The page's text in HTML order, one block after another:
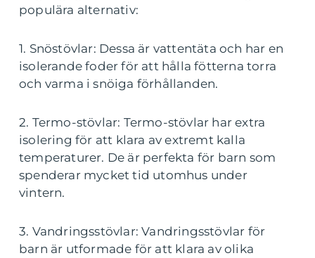
populära alternativ:
1. Snöstövlar: Dessa är vattentäta och har en
isolerande foder för att hålla fötterna torra
och varma i snöiga förhållanden.
2. Termo-stövlar: Termo-stövlar har extra
isolering för att klara av extremt kalla
temperaturer. De är perfekta för barn som
spenderar mycket tid utomhus under
vintern.
3. Vandringsstövlar: Vandringsstövlar för
barn är utformade för att klara av olika